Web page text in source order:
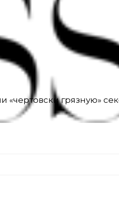
грязную»